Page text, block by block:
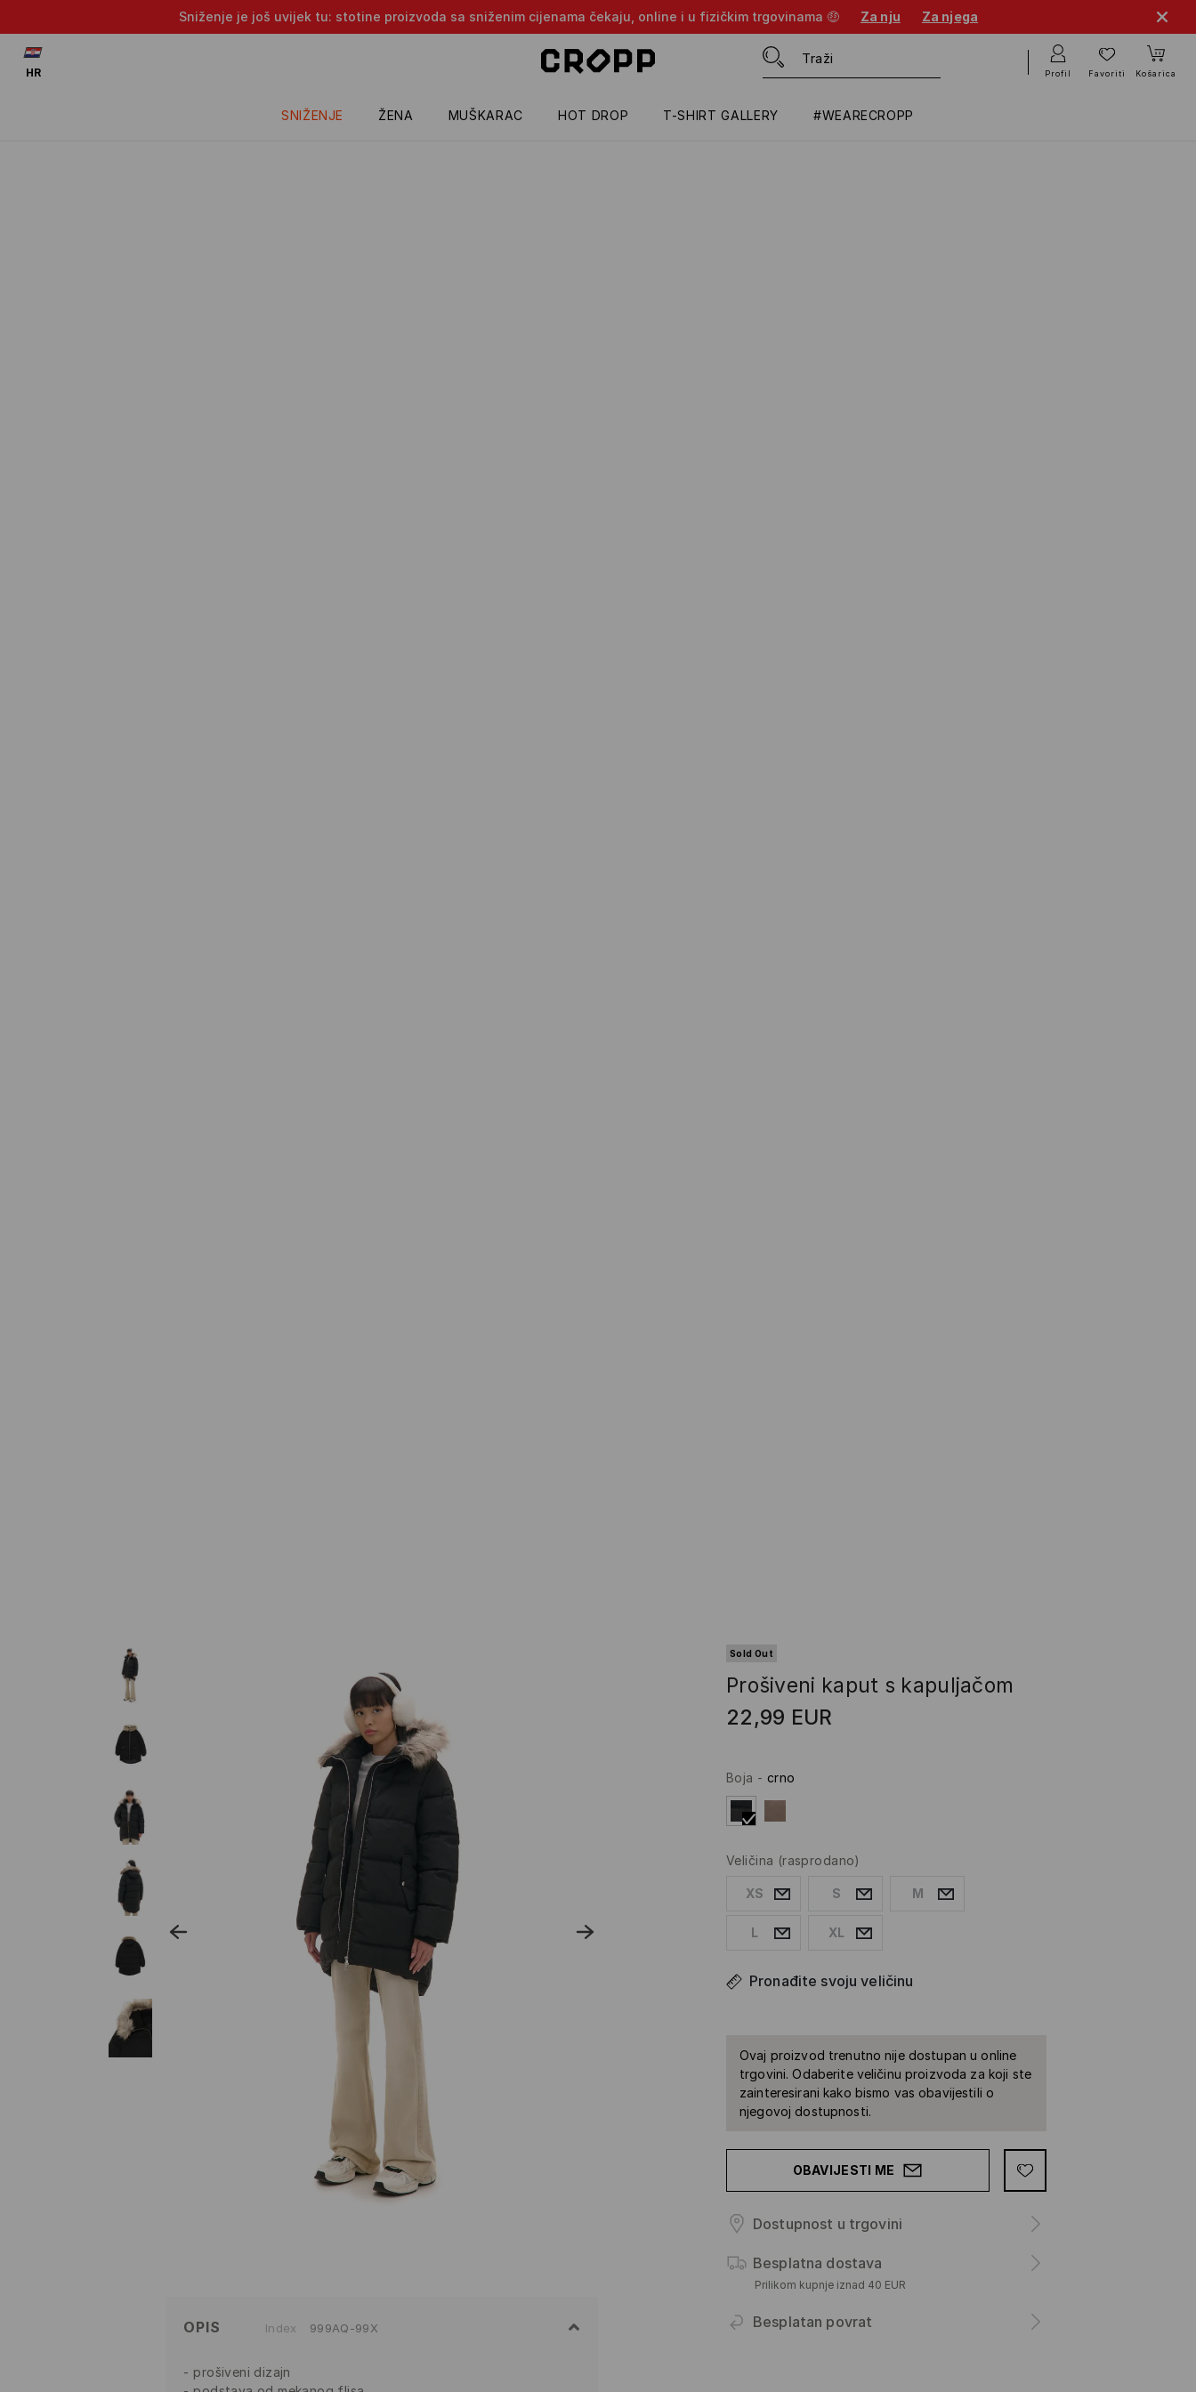
Sniženje je još uvijek tu: stotine proizvoda sa sniženim cijenama čekaju, online i u fizičkim trgovinama 🤑 Za nju Za njega
SNIŽENJE ŽENA MUŠKARAC HOT DROP T-SHIRT GALLERY #WEARECROPP
HR Profil Favoriti Košarica
Sold Out
Prošiveni kaput s kapuljačom
22,99 EUR
Boja - crno
Veličina (rasprodano)
XS S M
L XL
Pronađite svoju veličinu
Ovaj proizvod trenutno nije dostupan u online
trgovini. Odaberite veličinu proizvoda za koji ste
zainteresirani kako bismo vas obavijestili o
njegovoj dostupnosti.
OBAVIJESTI ME
Dostupnost u trgovini
Besplatna dostava
Prilikom kupnje iznad 40 EUR
Besplatan povrat
OPIS Index 999AQ-99X
prošiveni dizajn